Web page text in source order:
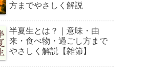
方までやさしく解説
半夏生とは？｜意味・由
来・食べ物・過ごし方まで
やさしく解説【雑節】